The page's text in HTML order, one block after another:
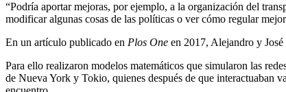
“Podría aportar mejoras, por ejemplo, a la organización del
modificar algunas cosas de las políticas o ver cómo regular
En un artículo publicado en Plos One en 2017, Alejandro y José
Para ello realizaron modelos matemáticos que simularon las
de Nueva York y Tokio, quienes después de que interactuaban